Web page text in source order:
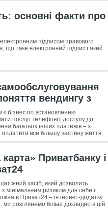
основні факти про
підписом правового
що таке електронний підпис і який
вендингу з
є бізнес по встановленню
послуг телефонії, доступу до
багатьох інших платежів – з
все більшу частину життя
Приватбанку і
засіб, який дозволить
мінімальним ризиком для себе і
в Приват24 – інтернет-додатку.
ми розглянемо більш докладно в цій